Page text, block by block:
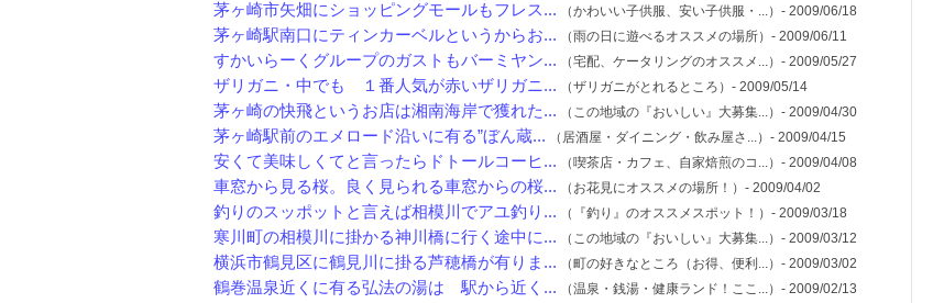
茅ヶ崎市矢畑にショッピングモールもフレス... （かわいい子供服、安い子供服・...）- 2009/06/18
茅ヶ崎駅南口にティンカーベルというからお... （雨の日に遊べるオススメの場所）- 2009/06/11
すかいらーくグループのガストもバーミヤン... （宅配、ケータリングのオススメ...）- 2009/05/27
ザリガニ・中でも １番人気が赤いザリガニ... （ザリガニがとれるところ）- 2009/05/14
茅ヶ崎の快飛というお店は湘南海岸で獲れた... （この地域の『おいしい』大募集...）- 2009/04/30
茅ヶ崎駅前のエメロード沿いに有る”ぼん蔵... （居酒屋・ダイニング・飲み屋さ...）- 2009/04/15
安くて美味しくてと言ったらドトールコーヒ... （喫茶店・カフェ、自家焙煎のコ...）- 2009/04/08
車窓から見る桜。良く見られる車窓からの桜... （お花見にオススメの場所！）- 2009/04/02
釣りのスッポットと言えば相模川でアユ釣り... （『釣り』のオススメスポット！）- 2009/03/18
寒川町の相模川に掛かる神川橋に行く途中に... （この地域の『おいしい』大募集...）- 2009/03/12
横浜市鶴見区に鶴見川に掛る芦穂橋が有りま... （町の好きなところ（お得、便利...）- 2009/03/02
鶴巻温泉近くに有る弘法の湯は 駅から近く... （温泉・銭湯・健康ランド！ここ...）- 2009/02/13